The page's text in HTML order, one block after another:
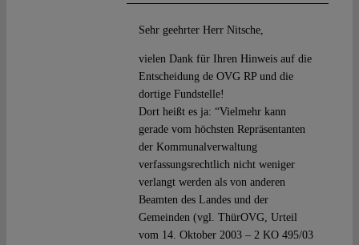
Sehr geehrter Herr Nitsche,
vielen Dank für Ihren Hinweis auf die
Entscheidung de OVG RP und die
dortige Fundstelle!
Dort heißt es ja: “Vielmehr kann
gerade vom höchsten Repräsentanten
der Kommunalverwaltung
verfassungsrechtlich nicht weniger
verlangt werden als von anderen
Beamten des Landes und der
Gemeinden (vgl. ThürOVG, Urteil
vom 14. Oktober 2003 – 2 KO 495/03